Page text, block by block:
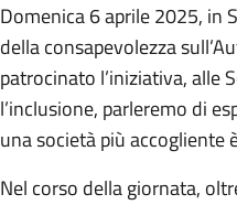
Domenica 6 aprile 2025, in
della consapevolezza
patrocinato l’iniziativa, alle
l’inclusione, parleremo di
una società più accogliente
Nel corso della giornata,